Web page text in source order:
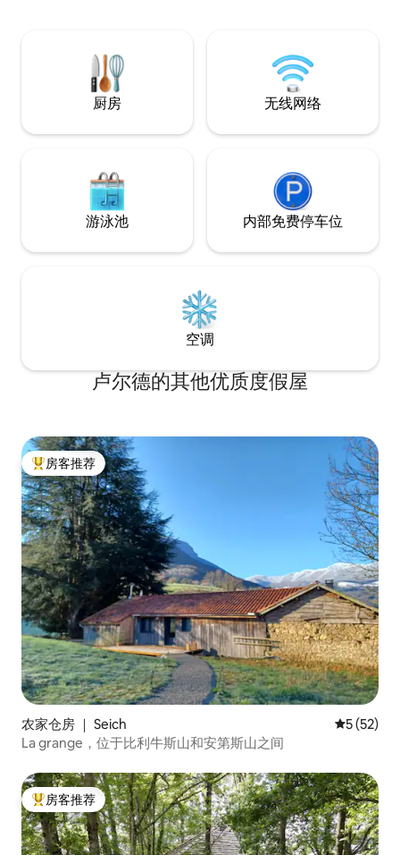
恢复的自然环境中
施。
厨房 无线网络
游泳池 内部免费停车位
空调
卢尔德的其他优质度假屋
热门「房客推荐」
房客推荐
农家仓房 ｜ Seich 平均评分
5 (52)
La grange，位于比利牛斯山和安第斯山之间
热门「房客推荐」
房客推荐